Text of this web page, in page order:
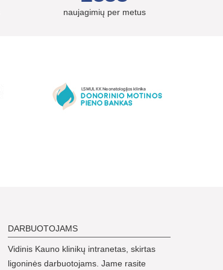
naujagimių per metus
DARBUOTOJAMS
Vidinis Kauno klinikų intranetas, skirtas
ligoninės darbuotojams. Jame rasite